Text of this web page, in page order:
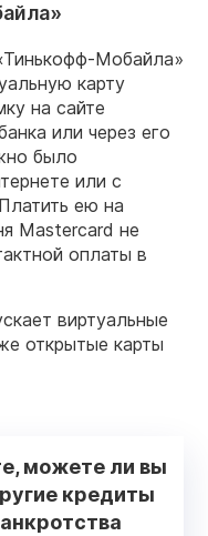
Мобайла»
карту
на сайте
или через его
было
или с
ею на
Mastercard не
оплаты в
виртуальные
открытые карты
можете ли вы
кредиты